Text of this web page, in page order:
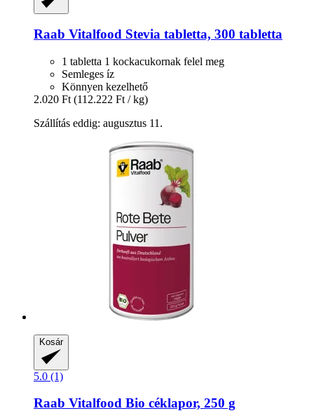
Raab Vitalfood Stevia tabletta, 300 tabletta
1 tabletta 1 kockacukornak felel meg
Semleges íz
Könnyen kezelhető
2.020 Ft (112.222 Ft / kg)
Szállítás eddig: augusztus 11.
Kosár
5.0 (1)
Raab Vitalfood Bio céklapor, 250 g